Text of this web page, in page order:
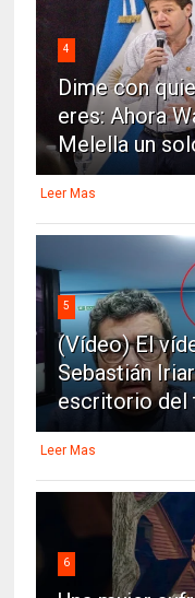
4
Dime con
eres: Ahora
Melella un
Leer Mas
5
(Vídeo) El
Sebastián
escritorio del
Leer Mas
6